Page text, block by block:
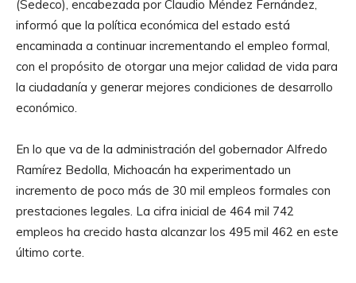
(Sedeco), encabezada por Claudio Méndez Fernández,
informó que la política económica del estado está
encaminada a continuar incrementando el empleo formal,
con el propósito de otorgar una mejor calidad de vida para
la ciudadanía y generar mejores condiciones de desarrollo
económico.
En lo que va de la administración del gobernador Alfredo
Ramírez Bedolla, Michoacán ha experimentado un
incremento de poco más de 30 mil empleos formales con
prestaciones legales. La cifra inicial de 464 mil 742
empleos ha crecido hasta alcanzar los 495 mil 462 en este
último corte.